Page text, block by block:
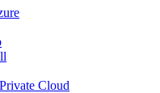
Cloud